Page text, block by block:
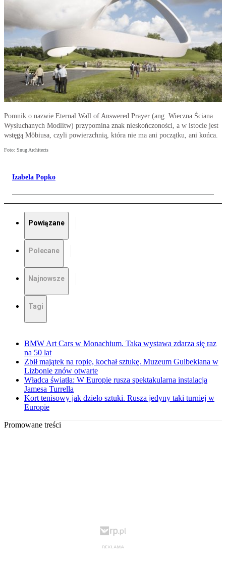
Pomnik o nazwie Eternal Wall of Answered Prayer (ang. Wieczna Ściana
Wysłuchanych Modlitw) przypomina znak nieskończoności, a w istocie jest
wstęgą Möbiusa, czyli powierzchnią, która nie ma ani początku, ani końca.
Foto: Snug Architects
Izabela Popko
Powiązane
Polecane
Najnowsze
Tagi
BMW Art Cars w Monachium. Taka wystawa zdarza się raz
na 50 lat
Zbił majątek na ropie, kochał sztukę. Muzeum Gulbekiana w
Lizbonie znów otwarte
Władca światła: W Europie rusza spektakularna instalacja
Jamesa Turrella
Kort tenisowy jak dzieło sztuki. Rusza jedyny taki turniej w
Europie
Promowane treści